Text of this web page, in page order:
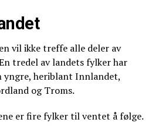
vil ikke treffe alle deler av
tredel av landets fylker har
yngre, heriblant Innlandet,
og Troms.
er fire fylker til ventet å følge.